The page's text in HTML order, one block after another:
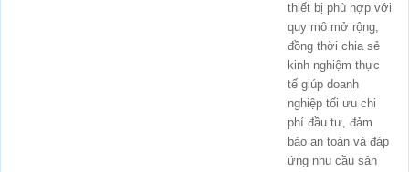
thiết bị phù hợp với
quy mô mở rộng,
đồng thời chia sẻ
kinh nghiệm thực
tế giúp doanh
nghiệp tối ưu chi
phí đầu tư, đảm
bảo an toàn và đáp
ứng nhu cầu sản